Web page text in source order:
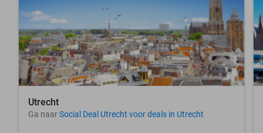
Utrecht
Ga naarSocial Deal Utrecht voor deals in Utrecht